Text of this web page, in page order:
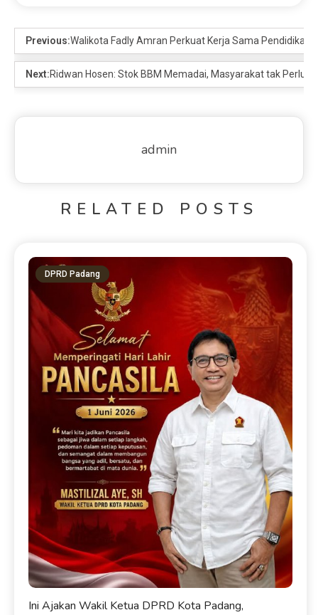
Previous:Walikota Fadly Amran Perkuat Kerja Sama Pendidikan
Next:Ridwan Hosen: Stok BBM Memadai, Masyarakat tak Perlu
admin
RELATED POSTS
DPRD Padang
Ini Ajakan Wakil Ketua DPRD Kota Padang,